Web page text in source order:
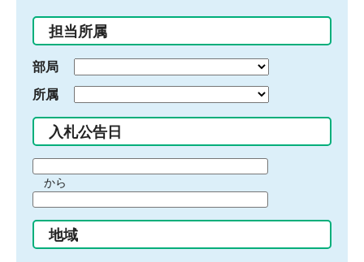
入
力
担当所属
部局
所属
入札公告日
間
始
り
から
間
終
地域